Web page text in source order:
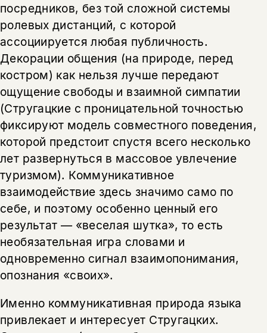
посредников, без той сложной системы
ролевых дистанций, с которой
ассоциируется любая публичность.
Декорации общения (на природе, перед
костром) как нельзя лучше передают
ощущение свободы и взаимной симпатии
(Стругацкие с проницательной точностью
фиксируют модель совместного поведения,
которой предстоит спустя всего несколько
лет развернуться в массовое увлечение
туризмом). Коммуникативное
взаимодействие здесь значимо само по
себе, и поэтому особенно ценный его
результат — «веселая шутка», то есть
необязательная игра словами и
одновременно сигнал взаимопонимания,
опознания «своих».
Именно коммуникативная природа языка
привлекает и интересует Стругацких.
Подписка на рассылку
Раз в неделю мы отправляем рассылку
о книгах и событиях «НЛО».
За подписку дарим промокод на
скидку 15%
подписаться
Этой книги временно
нет в продаже.
Вы можете подписаться на
уведомления, и при поступлении книги
на склад получить письмо на указанный
электронный адрес.
Я соглашаюсь сПолитикой конфиденциальности
подписаться
Эта книга
не предназначена для
несовершеннолетних
Скажите, пожалуйста,
да